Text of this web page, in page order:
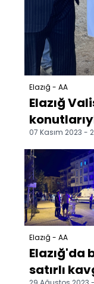
Elazığ - AA
Elazığ
07 Kasım 2023 -
Elazığ - AA
Elazığ'da
satırlı